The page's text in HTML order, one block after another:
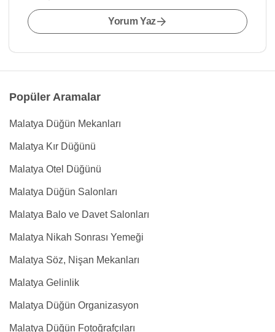
Yorum Yaz
Popüler Aramalar
Malatya Düğün Mekanları
Malatya Kır Düğünü
Malatya Otel Düğünü
Malatya Düğün Salonları
Malatya Balo ve Davet Salonları
Malatya Nikah Sonrası Yemeği
Malatya Söz, Nişan Mekanları
Malatya Gelinlik
Malatya Düğün Organizasyon
Malatya Düğün Fotoğrafçıları